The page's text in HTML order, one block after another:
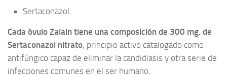
Sertaconazol.
Cada óvulo Zalain tiene una composición de 300 mg. de
Sertaconazol nitrato, principio activo catalogado como
antifúngico capaz de eliminar la candidiasis y otra serie de
infecciones comunes en el ser humano.